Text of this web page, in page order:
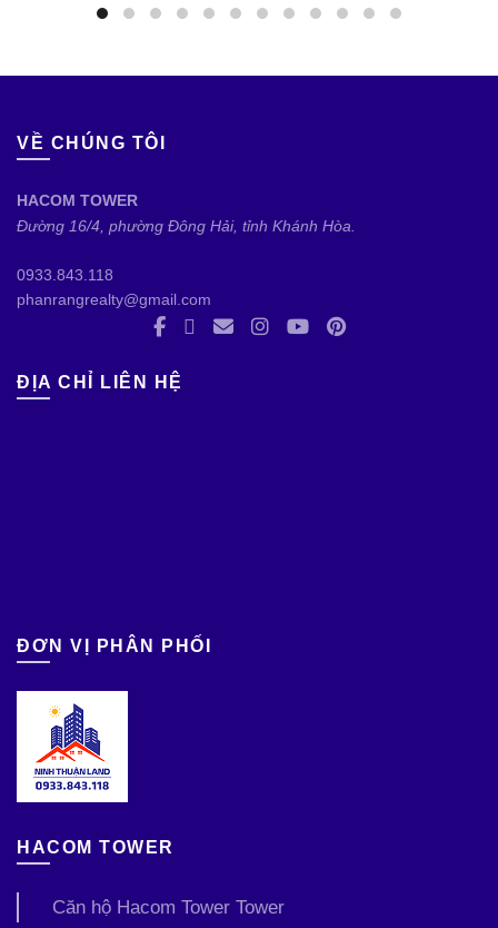
VỀ CHÚNG TÔI
HACOM TOWER
Đường 16/4, phường Đông Hải, tỉnh Khánh Hòa.
0933.843.118
phanrangrealty@gmail.com
ĐỊA CHỈ LIÊN HỆ
ĐƠN VỊ PHÂN PHỐI
HACOM TOWER
Căn hộ Hacom Tower Tower